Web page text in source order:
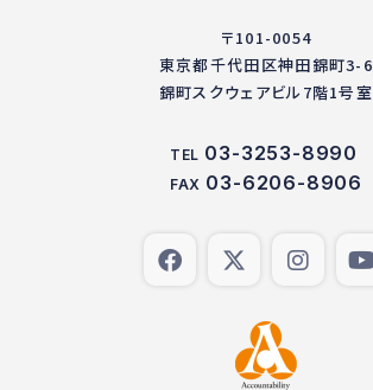
〒101-0054
東京都千代田区神田錦町3-6
錦町スクウェアビル7階1号室
TEL 03-3253-8990
FAX 03-6206-8906